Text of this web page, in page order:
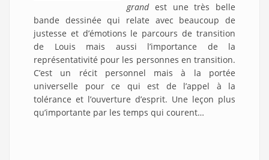
grandest une très belle
bande dessinée qui relate avec beaucoup de
justesse et d’émotions le parcours de transition
de Louis mais aussi l’importance de la
représentativité pour les personnes en transition.
C’est un récit personnel mais à la portée
universelle pour ce qui est de l’appel à la
tolérance et l’ouverture d’esprit. Une leçon plus
qu’importante par les temps qui courent…